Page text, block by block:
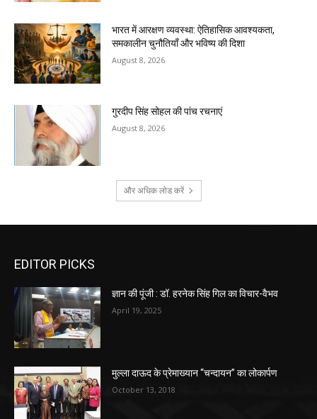
भारत में आरक्षण व्यवस्था: ऐतिहासिक आवश्यकता,
समकालीन चुनौतियाँ और भविष्य की दिशा
August 8, 2026
गुरदीप सिंह सोहल की पांच रचनाएं
August 8, 2026
और अधिक लोड करें
EDITOR PICKS
ज्ञान की पूंजी : डॉ. हरनेक सिंह गिल का विचार-वैभव
April 19, 2025
मुल्ला दाऊद के प्रेमाख्यान “चन्दायन” का लोकार्पण
October 13, 2018